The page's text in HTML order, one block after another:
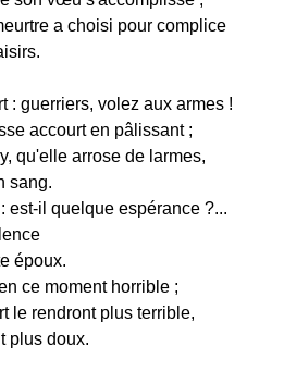
a choisi pour complice
: guerriers, volez aux armes !
accourt en pâlissant ;
qu'elle arrose de larmes,
sang.
est-il quelque espérance ?...
époux.
ce moment horrible ;
le rendront plus terrible,
plus doux.